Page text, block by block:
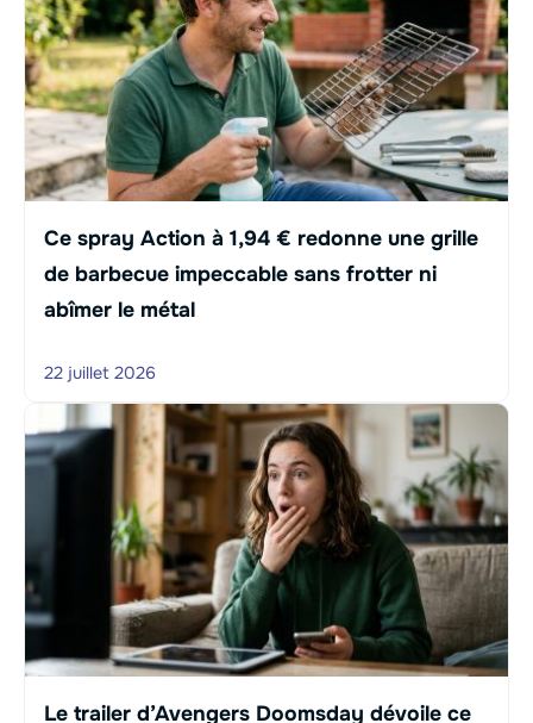
Ce spray Action à 1,94 € redonne une grille
de barbecue impeccable sans frotter ni
abîmer le métal
22 juillet 2026
Le trailer d’Avengers Doomsday dévoile ce